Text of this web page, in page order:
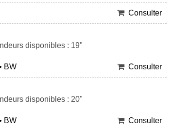
Consulter
disponibles : 19"
BW Consulter
disponibles : 20"
BW Consulter